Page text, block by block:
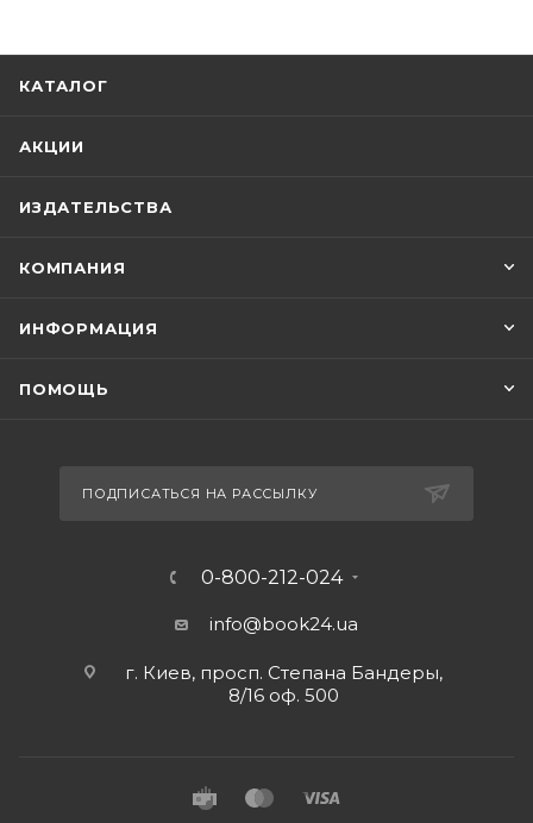
КАТАЛОГ
АКЦИИ
ИЗДАТЕЛЬСТВА
КОМПАНИЯ
ИНФОРМАЦИЯ
ПОМОЩЬ
ПОДПИСАТЬСЯ НА РАССЫЛКУ
0-800-212-024
info@book24.ua
г. Киев, просп. Степана Бандеры,
8/16 оф. 500